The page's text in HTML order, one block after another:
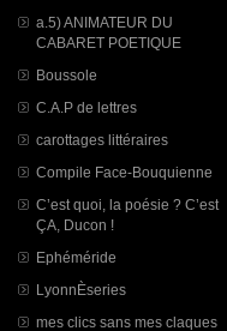
a.5) ANIMATEUR DU
CABARET POETIQUE
Boussole
C.A.P de lettres
carottages littéraires
Compile Face-Bouquienne
C’est quoi, la poésie ? C’est
ÇA, Ducon !
Ephéméride
LyonnÈseries
mes clics sans mes claques